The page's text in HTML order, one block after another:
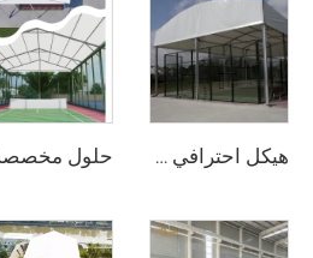
هيكل احترافي لملاعب البادل المصنوع من الفولاذ والزجاج | غطاء خيمة رياضية خارجية مقاوم للماء مع غطاء ظلٍّ لمشاريع مرافق التنس